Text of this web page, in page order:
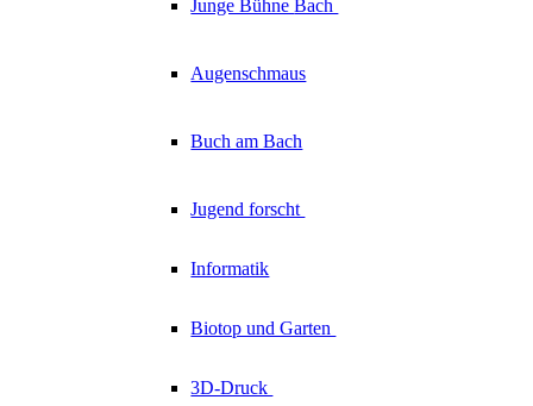
Junge BühneBach
Augenschmaus
Buch am Bach
Jugend forscht
Informatik
Biotop und Garten
3D-Druck